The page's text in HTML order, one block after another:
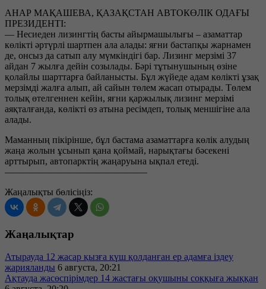
АНАР МАҚАШЕВА, ҚАЗАҚСТАН АВТОКӨЛІК ОДАҒЫ
ПРЕЗИДЕНТІ:
— Несиеден лизингтің басты айырмашылығы – азаматтар
көлікті әртүрлі шартпен ала алады: яғни бастапқы жарнамен
де, онсыз да сатып алу мүмкіндігі бар. Лизинг мерзімі 37
айдан 7 жылға дейін созылады. Бәрі тұтынушының өзіне
қолайлы шарттарға байланысты. Бұл жүйеде адам көлікті ұзақ
мерзімді жалға алып, ай сайын төлем жасап отырады. Төлем
толық өтелгеннен кейін, яғни қаржылық лизинг мерзімі
аяқталғанда, көлікті өз атына ресімдеп, толық меншігіне ала
алады.
Маманның пікірінше, бұл бастама азаматтарға көлік алудың
жаңа жолын ұсынып қана қоймай, нарықтағы бәсекені
арттырып, автопарктің жаңаруына ықпал етеді.
———————————————
Жаңалықты бөлісіңіз:
Жаңалықтар
Атырауда 12 жасар қызға күш қолданған ер адамға іздеу
жарияланды 6 августа, 20:21
Ақтауда жасөспірімдер 14 жастағы оқушыны соққыға жыққан